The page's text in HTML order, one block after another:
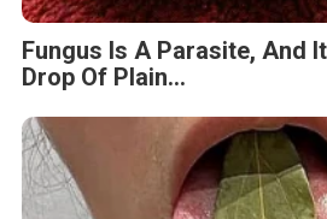
Fungus Is A Parasite, And
Drop Of Plain...